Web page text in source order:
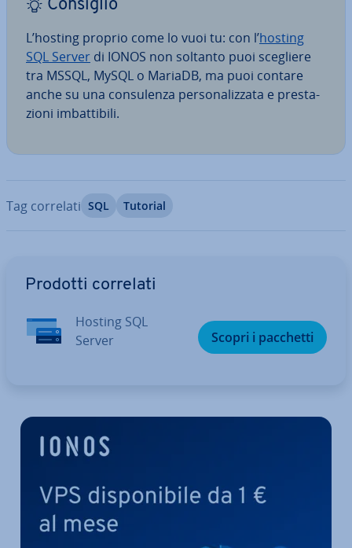
Consiglio
L’hosting proprio come lo vuoi tu: con l’hosting
SQL Server di IONOS non soltanto puoi scegliere
tra MSSQL, MySQL o MariaDB, ma puoi contare
anche su una con­su­len­za per­so­na­liz­za­ta e pre­sta­
zio­ni im­bat­ti­bi­li.
Tag correlati SQL Tutorial
Prodotti correlati
Hosting SQL
Server
Scopri i pacchetti